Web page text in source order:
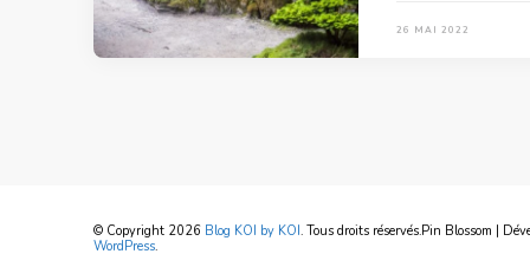
26 MAI 2022
© Copyright 2026 Blog KOI by KOI. Tous droits réservés.Pin Blossom |
WordPress.